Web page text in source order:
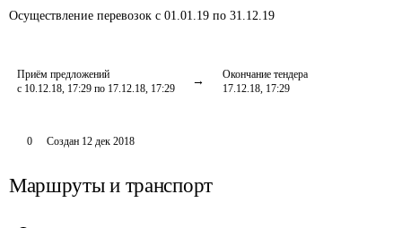
Осуществление перевозок с 01.01.19 по 31.12.19
Приём предложений
с 10.12.18, 17:29 по 17.12.18, 17:29
Окончание тендера
17.12.18, 17:29
0 Создан 12 дек 2018
Маршруты и транспорт